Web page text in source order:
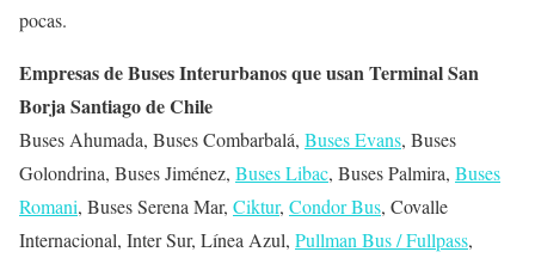
pocas.
Empresas de Buses Interurbanos que usan Terminal San
Borja Santiago de Chile
Buses Ahumada, Buses Combarbalá, Buses Evans, Buses
Golondrina, Buses Jiménez, Buses Libac, Buses Palmira, Buses
Romani, Buses Serena Mar, Ciktur, Condor Bus, Covalle
Internacional, Inter Sur, Línea Azul, Pullman Bus / Fullpass,